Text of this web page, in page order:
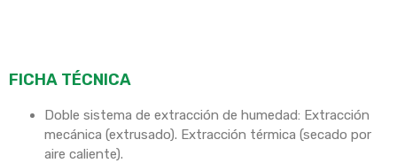
FICHA TÉCNICA
Doble sistema de extracción de humedad: Extracción
mecánica (extrusado). Extracción térmica (secado por
aire caliente).